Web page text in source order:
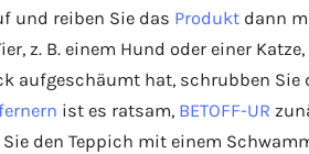
und reiben Sie das Produkt dann
z. B. einem Hund oder einer
aufgeschäumt hat, schrubben
ist es ratsam, BETOFF-UR
den Teppich mit einem